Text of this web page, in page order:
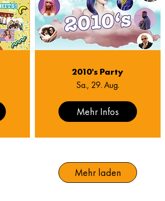
2010's Party
Sa., 29. Aug.
Mehr Infos
Mehr laden